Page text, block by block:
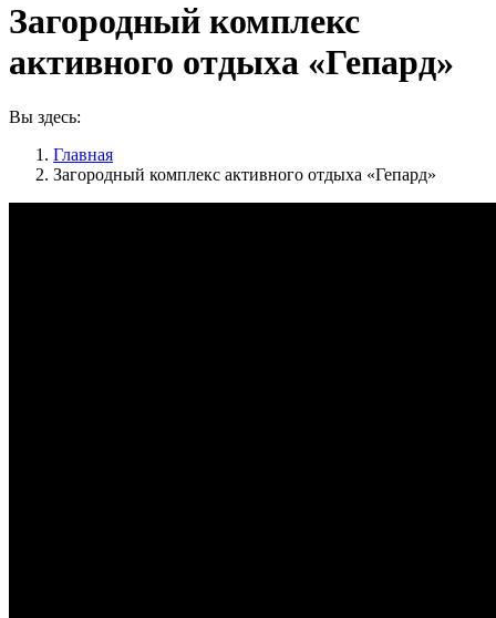
Загородный комплекс
активного отдыха «Гепард»
Вы здесь:
Главная
Загородный комплекс активного отдыха «Гепард»